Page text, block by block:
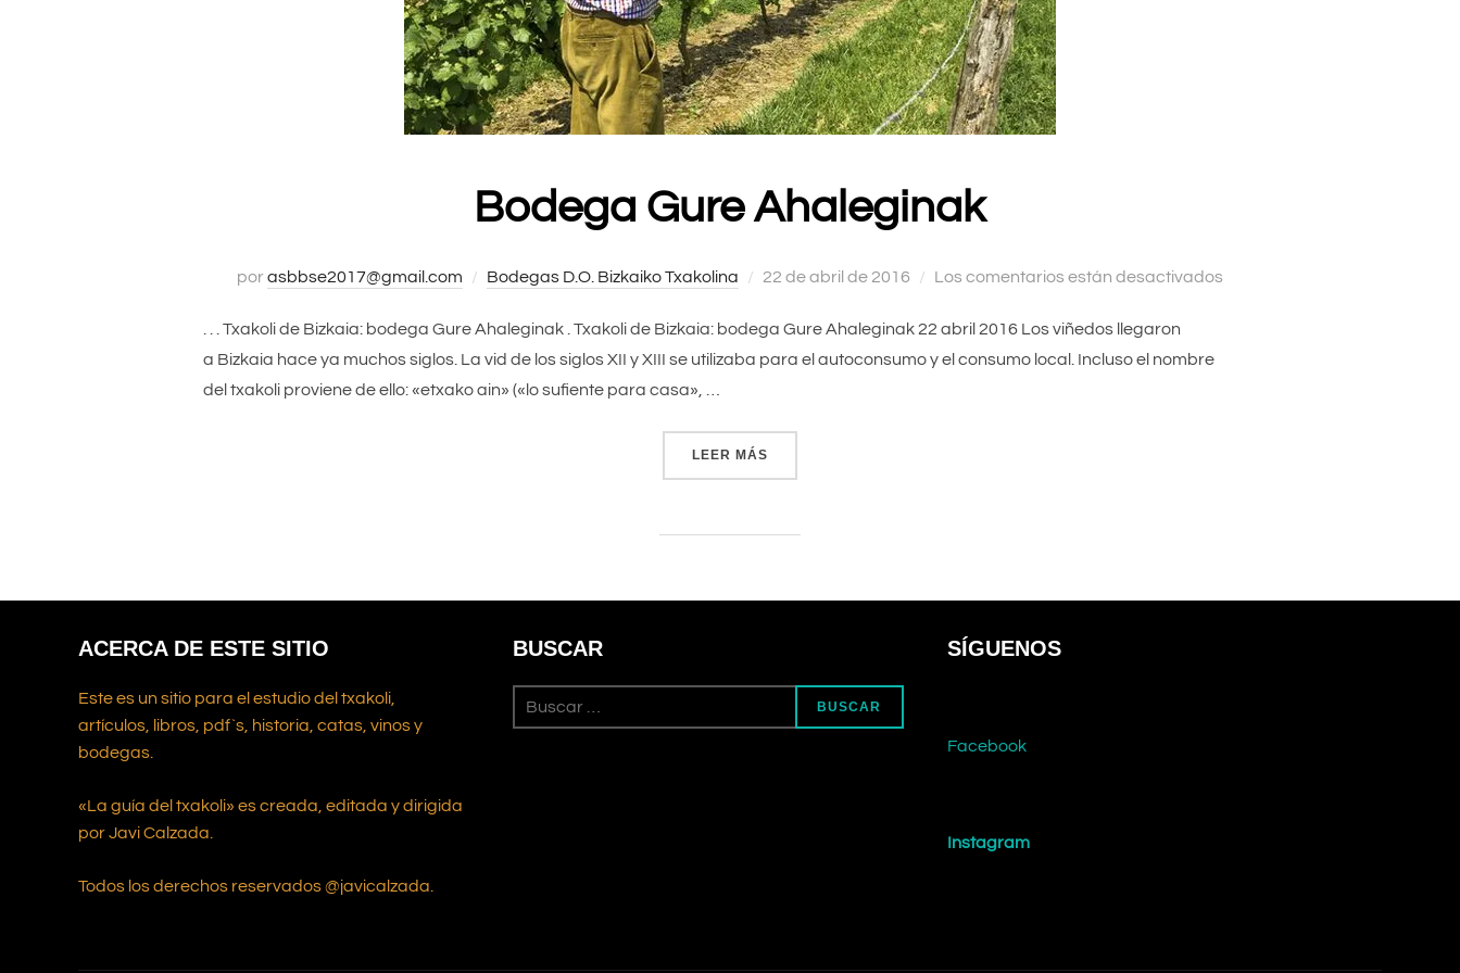
Bodega Gure Ahaleginak
porasbbse2017@gmail.com Bodegas D.O. Bizkaiko Txakolina
Publicado
22 de abril de 2016 Los comentarios están desactivados
. . . Txakoli de Bizkaia: bodega Gure Ahaleginak . Txakoli de Bizkaia: bodega Gure Ahaleginak 22 abril 2016 Los viñedos llegaron
a Bizkaia hace ya muchos siglos. La vid de los siglos XII y XIII se utilizaba para el autoconsumo y el consumo local. Incluso el nombre
del txakoli proviene de ello: «etxako ain» («lo sufiente para casa», …
LEER MÁS
ACERCA DE ESTE SITIO
Este es un sitio para el estudio del txakoli,
artículos, libros, pdf`s, historia, catas, vinos y
bodegas.
«La guía del txakoli» es creada, editada y dirigida
por Javi Calzada.
Todos los derechos reservados @javicalzada.
BUSCAR
Buscar: BUSCAR
SÍGUENOS
Facebook
Instagram